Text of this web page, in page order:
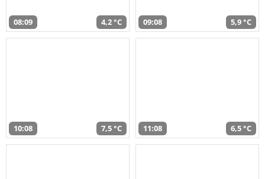
08:09 4,2 °C 09:08 5,9 °C
10:08 7,5 °C 11:08 6,5 °C